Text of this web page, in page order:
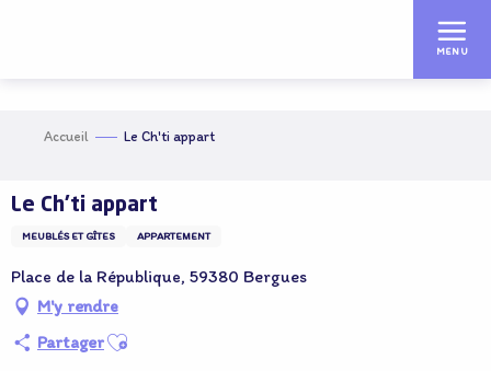
MENU
Accueil Le Ch'ti appart
Le Ch'ti appart
MEUBLÉS ET GÎTES APPARTEMENT
Place de la République, 59380 Bergues
M'y rendre
PartagerAjouter aux favoris